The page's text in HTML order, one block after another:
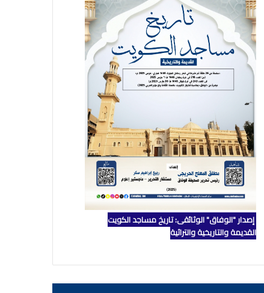
إصدار "الوفاق" الوثائقي: تاريخ مساجد الكويت
القديمة والتاريخية والتراثية